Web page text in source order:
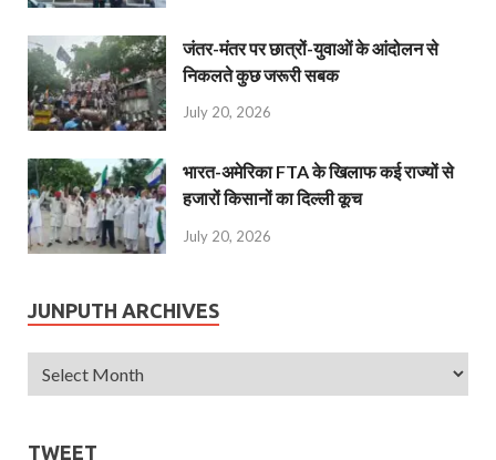
जंतर-मंतर पर छात्रों-युवाओं के आंदोलन से
निकलते कुछ जरूरी सबक
July 20, 2026
भारत-अमेरिका FTA के खिलाफ कई राज्यों से
हजारों किसानों का दिल्ली कूच
July 20, 2026
JUNPUTH ARCHIVES
TWEET